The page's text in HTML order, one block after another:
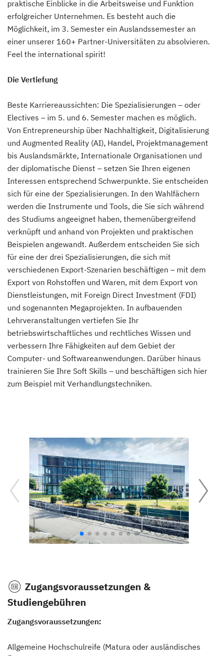
praktische Einblicke in die Arbeitsweise und Funktion
erfolgreicher Unternehmen. Es besteht auch die
Möglichkeit, im 3. Semester ein Auslandssemester an
einer unserer 160+ Partner-Universitäten zu absolvieren.
Feel the international spirit!
Die Vertiefung
Beste Karriereaussichten: Die Spezialisierungen – oder
Electives – im 5. und 6. Semester machen es möglich.
Von Entrepreneurship über Nachhaltigkeit, Digitalisierung
und Augmented Reality (AI), Handel, Projektmanagement
bis Auslandsmärkte, Internationale Organisationen und
der diplomatische Dienst – setzen Sie Ihren eigenen
Interessen entsprechend Schwerpunkte. Sie entscheiden
sich für eine der Spezialisierungen. In den Wahlfächern
werden die Instrumente und Tools, die Sie sich während
des Studiums angeeignet haben, themenübergreifend
verknüpft und anhand von Projekten und praktischen
Beispielen angewandt. Außerdem entscheiden Sie sich
für eine der drei Spezialisierungen, die sich mit
verschiedenen Export-Szenarien beschäftigen – mit dem
Export von Rohstoffen und Waren, mit dem Export von
Dienstleistungen, mit Foreign Direct Investment (FDI)
und sogenannten Megaprojekten. In aufbauenden
Lehrveranstaltungen vertiefen Sie Ihr
betriebswirtschaftliches und rechtliches Wissen und
verbessern Ihre Fähigkeiten auf dem Gebiet der
Computer- und Softwareanwendungen. Darüber hinaus
trainieren Sie Ihre Soft Skills – und beschäftigen sich hier
zum Beispiel mit Verhandlungstechniken.
Zugangsvoraussetzungen &
Studiengebühren
Zugangsvoraussetzungen:
Allgemeine Hochschulreife (Matura oder ausländisches